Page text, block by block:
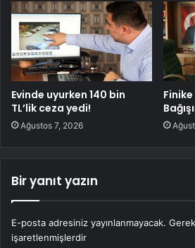
Evinde uyurken 140 bin
TL’lik ceza yedi!
Ağustos 7, 2026
Bir yanıt yazın
E-posta adresiniz yayınlanmayacak.
işaretlenmişlerdir